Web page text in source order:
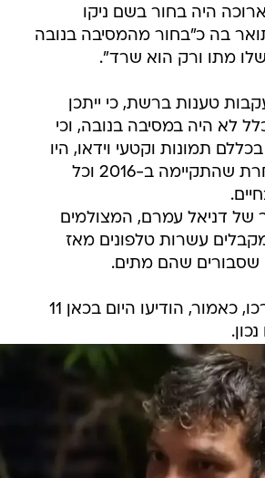
היה בחור בשם ניקו
בה כ"בחור מהמסיבה בנובה
טענות ברשת, כי ייתכן
לא היה במסיבה בנובה, וכי
תמונות וקטעי וידאו, היו
בכלל ממסיבה אחרת שהתקיימה ב-2016 וכל
של דניאל עמרם, המצולמים
עשרות טלפונים מאז
שסבורים שהם מתים.
לאחר בדיקה שערכו, כאמור, הודיעו היום בכאן 11